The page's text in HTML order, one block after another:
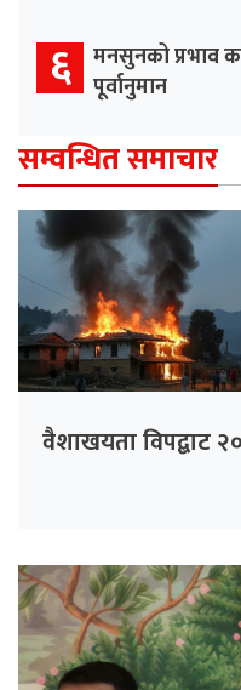
६ मनसुनको प्रभाव
पूर्वानुमान
सम्वन्धित समाचार
वैशाखयता विपद्बाट